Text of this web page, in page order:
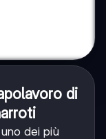
di
dei più